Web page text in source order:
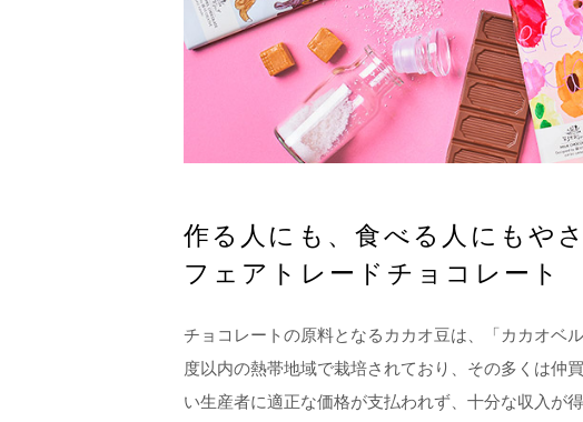
作る人にも、食べる人にもや
フェアトレードチョコレート
チョコレートの原料となるカカオ豆は、「カカオベ
度以内の熱帯地域で栽培されており、その多くは仲
い生産者に適正な価格が支払われず、十分な収入が